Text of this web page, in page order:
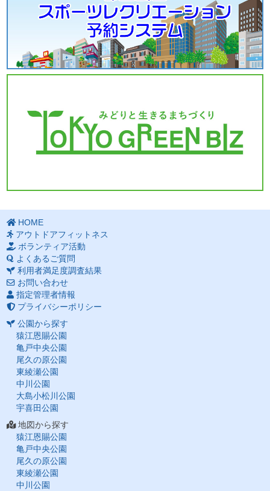
HOME
アウトドアフィットネス
ボランティア活動
よくあるご質問
利用者満足度調査結果
お問い合わせ
指定管理者情報
プライバシーポリシー
公園から探す
猿江恩賜公園
亀戸中央公園
尾久の原公園
東綾瀬公園
中川公園
大島小松川公園
宇喜田公園
地図から探す
猿江恩賜公園
亀戸中央公園
尾久の原公園
東綾瀬公園
中川公園